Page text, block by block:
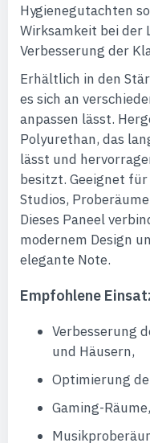
Hygienegutachten
Wirksamkeit bei der
Verbesserung der
Erhältlich in den
es sich an
anpassen lässt.
Polyurethan, das
lässt und
besitzt. Geeignet
Studios,
Dieses Paneel
modernem Design
elegante Note.
Empfohlene
Verbesserung
und Häusern,
Optimierung
Gaming-Räume,